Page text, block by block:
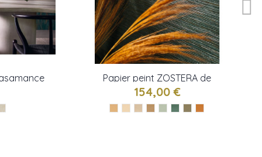
Papier peint ZOSTERA de
Casamance
154,00 €